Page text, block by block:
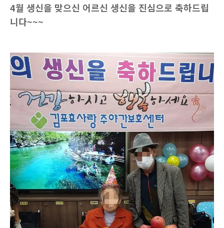
4월 생신을 맞으신 어르신 생신을 진심으로 축하드립
니다~~~